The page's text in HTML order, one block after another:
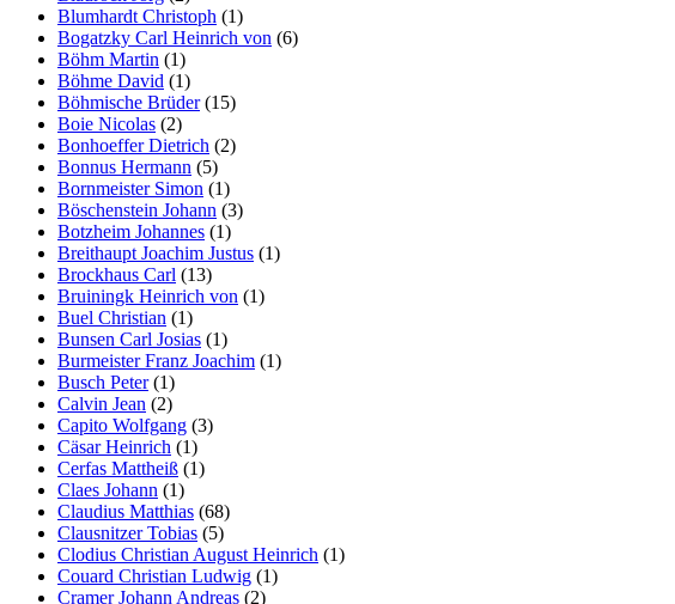
Blumhardt Christoph (1)
Bogatzky Carl Heinrich von (6)
Böhm Martin (1)
Böhme David (1)
Böhmische Brüder(15)
Boie Nicolas (2)
Bonhoeffer Dietrich (2)
Bonnus Hermann (5)
Bornmeister Simon (1)
Böschenstein Johann (3)
Botzheim Johannes (1)
Breithaupt Joachim Justus (1)
Brockhaus Carl (13)
Bruiningk Heinrich von (1)
Buel Christian (1)
Bunsen Carl Josias (1)
Burmeister Franz Joachim (1)
Busch Peter(1)
Calvin Jean (2)
Capito Wolfgang (3)
Cäsar Heinrich (1)
Cerfas Mattheiß (1)
Claes Johann (1)
Claudius Matthias (68)
Clausnitzer Tobias (5)
Clodius Christian August Heinrich (1)
Couard Christian Ludwig (1)
Cramer Johann Andreas (2)